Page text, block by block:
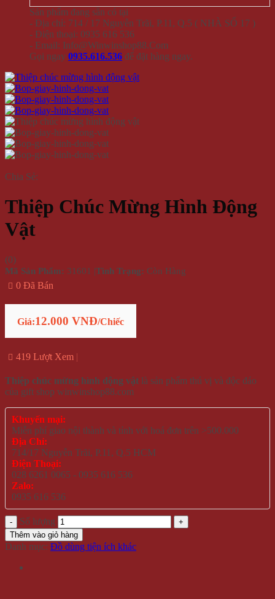
Sản phẩm đang sẵn có tại
- Địa chỉ: 714 / 17 Nguyễn Trãi, P.11, Q.5 ( NHÀ SỐ 17 )
- Điện thoại: 0935 616 536
- Email: Info@Winwinshop88.Com
Gọi ngay 0935.616.536 để đặt hàng ngay.
Chia Sẻ:
Thiệp Chúc Mừng Hình Động
Vật
(0)
Mã Sản Phẩm: 31601 |Tình Trạng: Còn Hàng
0 Đã Bán
Giá:12.000 VNĐ/Chiếc
419 Lượt Xem
Thiệp chúc mừng hình động vật là sản phẩm thú vị và độc đáo
của gift shop winwinshop88.com
Khuyến mại:
Miễn phí giao nội thành và tỉnh với hoá đơn trên >500.000
Địa Chỉ:
714/17 Nguyễn Trãi, P.11, Q.5 HCM
Điện Thoại:
028 6261 0065 - 0935 616 536
Zalo:
0935 616 536
Số lượng
Thêm vào giỏ hàng
Danh mục: Đồ dùng tiện ích khác